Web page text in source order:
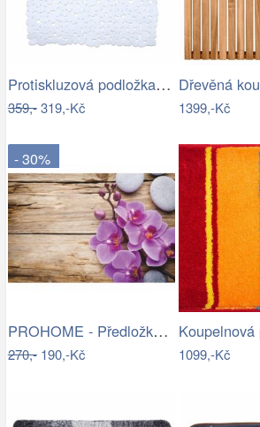
Protiskluzová podložka do sprchy…
359,-319,-Kč 1399,-Kč
- 30%
PROHOME - Předložka koupelnová 45x70cm…
270,-190,-Kč 1099,-Kč